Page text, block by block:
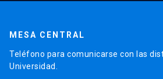
MESA CENTRAL
Teléfono para comunicarse con las
Universidad.